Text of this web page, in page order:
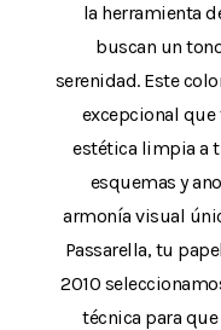
la herramienta
buscan un
serenidad. Este
excepcional
estética limpia a
esquemas y
armonía visual
Passarella, tu
2010
técnica para